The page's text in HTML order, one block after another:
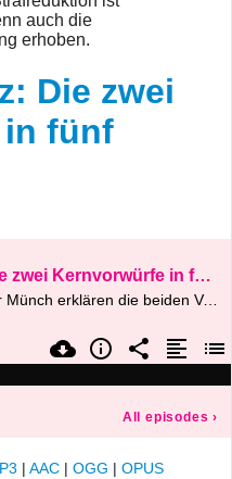
auch die
erhoben.
Die zwei
in fünf
Causa Vincenz: Die zwei Kernvorwürfe in fünf Minuten
Duri Bonin und Gregor Münch erklären die beiden Vorwurfskomplexe – und weshalb zwischen fehlender Offenlegung, persönlichem Gewinn und strafrechtlichem Schaden unterschieden werden muss
All episodes ›
| AAC | OGG | OPUS